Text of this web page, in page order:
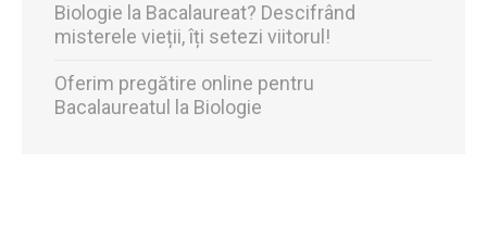
Biologie la Bacalaureat? Descifrând
misterele vieții, îți setezi viitorul!
Oferim pregătire online pentru
Bacalaureatul la Biologie